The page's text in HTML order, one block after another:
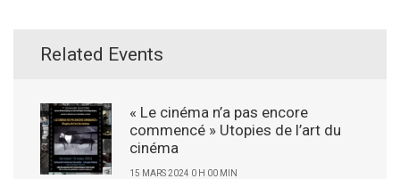
Related Events
« Le cinéma n’a pas encore
commencé » Utopies de l’art du
cinéma
15 MARS 2024 0 H 00 MIN